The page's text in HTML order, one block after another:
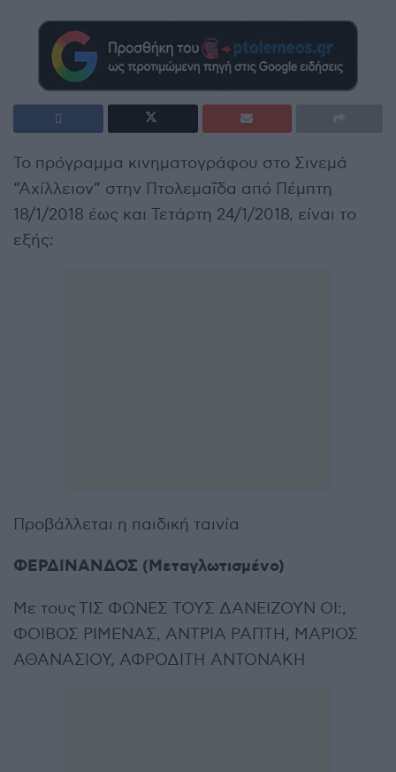
Το πρόγραμμα κινηματογράφου στο Σινεμά
“Αχίλλειον” στην Πτολεμαΐδα από Πέμπτη
18/1/2018 έως και Τετάρτη 24/1/2018, είναι το
εξής:
Προβάλλεται η παιδική ταινία
ΦΕΡΔΙΝΑΝΔΟΣ (Μεταγλωτισμένο)
Με τους ΤΙΣ ΦΩΝΕΣ ΤΟΥΣ ΔΑΝΕΙΖΟΥΝ ΟΙ:,
ΦΟΙΒΟΣ ΡΙΜΕΝΑΣ, ΑΝΤΡΙΑ ΡΑΠΤΗ, ΜΑΡΙΟΣ
ΑΘΑΝΑΣΙΟΥ, ΑΦΡΟΔΙΤΗ ΑΝΤΟΝΑΚΗ